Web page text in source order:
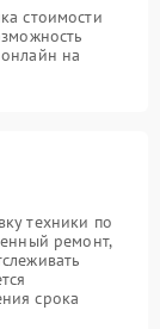
стоимости
на
техники по
ремонт,
срока